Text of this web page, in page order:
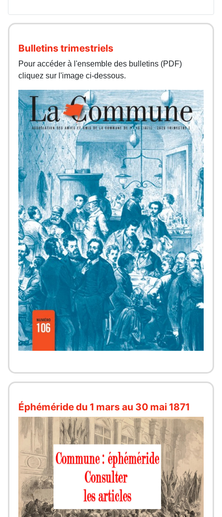
Bulletins trimestriels
Pour accéder à l'ensemble des bulletins (PDF)
cliquez sur l'image ci-dessous.
Éphéméride du 1 mars au 30 mai 1871